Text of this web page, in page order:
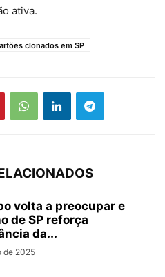
ativa.
clonados em SP
volta a preocupar e
de SP reforça
da...
de 2025